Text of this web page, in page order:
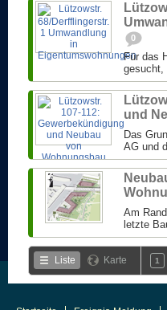
0
Für das
gesucht,
und
Das
AG und
Am
letzte
Liste Karte 1